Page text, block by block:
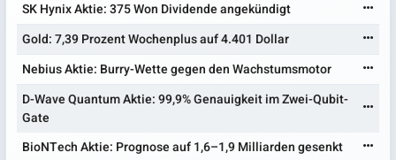
SK Hynix Aktie: 375 Won Dividende angekündigt
Gold: 7,39 Prozent Wochenplus auf 4.401 Dollar
Nebius Aktie: Burry-Wette gegen den Wachstumsmotor
D-Wave Quantum Aktie: 99,9% Genauigkeit im Zwei-Qubit-
Gate
BioNTech Aktie: Prognose auf 1,6–1,9 Milliarden gesenkt